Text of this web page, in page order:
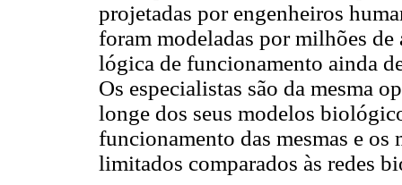
projetadas por engenheiros
foram modeladas por milhões de
lógica de funcionamento ainda
Os especialistas são da mesma
longe dos seus modelos
funcionamento das mesmas e
limitados comparados às redes